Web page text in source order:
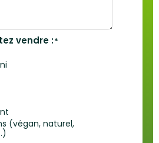
vendre :*
(végan, naturel,